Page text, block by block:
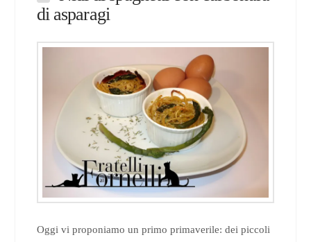
di asparagi
Oggi vi proponiamo un primo primaverile: dei piccoli